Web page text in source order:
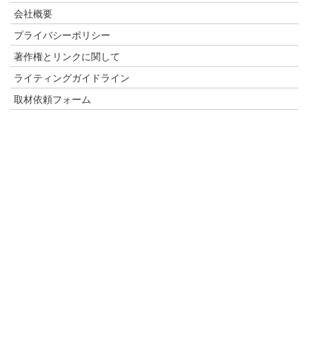
会社概要
プライバシーポリシー
著作権とリンクに関して
ライティングガイドライン
取材依頼フォーム